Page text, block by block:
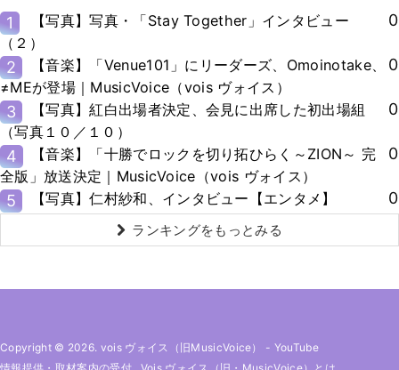
1
【写真】写真・「Stay Together」インタビュー
（２）
0
2
【音楽】「Venue101」にリーダーズ、Omoinotake、
≠MEが登場｜MusicVoice（vois ヴォイス）
0
3
【写真】紅白出場者決定、会見に出席した初出場組
（写真１０／１０）
0
4
【音楽】「十勝でロックを切り拓ひらく～ZION～ 完
全版」放送決定｜MusicVoice（vois ヴォイス）
0
5 【写真】仁村紗和、インタビュー【エンタメ】 0
ランキングをもっとみる
Copyright © 2026. vois ヴォイス（旧MusicVoice） - YouTube